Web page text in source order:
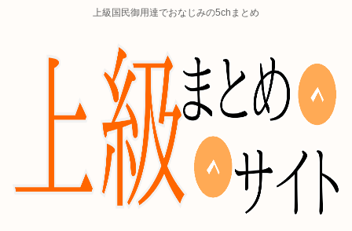
上級国民御用達でおなじみの5chまとめ